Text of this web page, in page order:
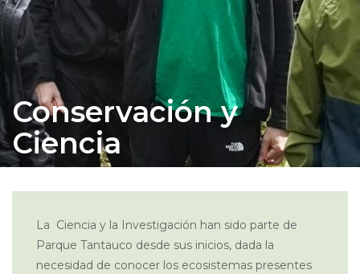
Conservación y
Ciencia
La Ciencia y la Investigación han sido parte de
Parque Tantauco desde sus inicios, dada la
necesidad de conocer los ecosistemas presentes